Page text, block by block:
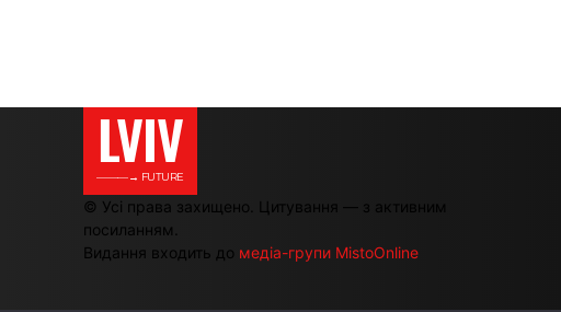
LVIV
———→ FUTURE
© Усі права захищено. Цитування — з активним
посиланням.
Видання входить до медіа-групи MistoOnline